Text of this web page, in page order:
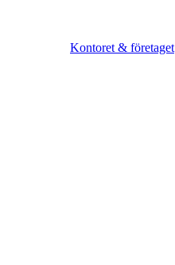
Kontoret & företaget